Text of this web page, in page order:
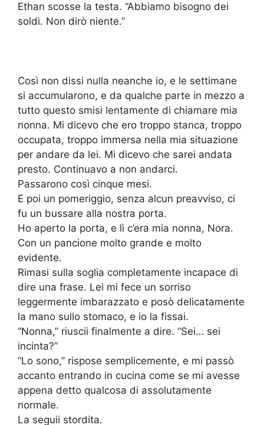
Ethan scosse la testa. “Abbiamo bisogno dei
soldi. Non dirò niente.”
Così non dissi nulla neanche io, e le settimane
si accumularono, e da qualche parte in mezzo a
tutto questo smisi lentamente di chiamare mia
nonna. Mi dicevo che ero troppo stanca, troppo
occupata, troppo immersa nella mia situazione
per andare da lei. Mi dicevo che sarei andata
presto. Continuavo a non andarci.
Passarono così cinque mesi.
E poi un pomeriggio, senza alcun preavviso, ci
fu un bussare alla nostra porta.
Ho aperto la porta, e lì c’era mia nonna, Nora.
Con un pancione molto grande e molto
evidente.
Rimasi sulla soglia completamente incapace di
dire una frase. Lei mi fece un sorriso
leggermente imbarazzato e posò delicatamente
la mano sullo stomaco, e io la fissai.
“Nonna,” riuscii finalmente a dire. “Sei… sei
incinta?”
“Lo sono,” rispose semplicemente, e mi passò
accanto entrando in cucina come se mi avesse
appena detto qualcosa di assolutamente
normale.
La seguii stordita.